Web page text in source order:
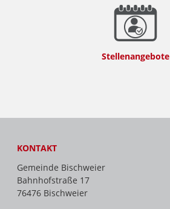
Stellenangebote
KONTAKT
Gemeinde Bischweier
Bahnhofstraße 17
76476 Bischweier